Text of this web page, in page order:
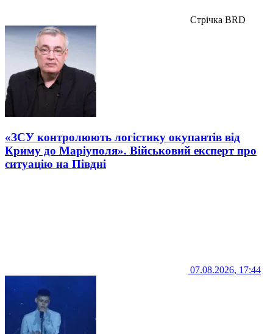
Стрічка BRD
«ЗСУ контролюють логістику окупантів від
Криму до Маріуполя». Військовий експерт про
ситуацію на Півдні
07.08.2026, 17:44